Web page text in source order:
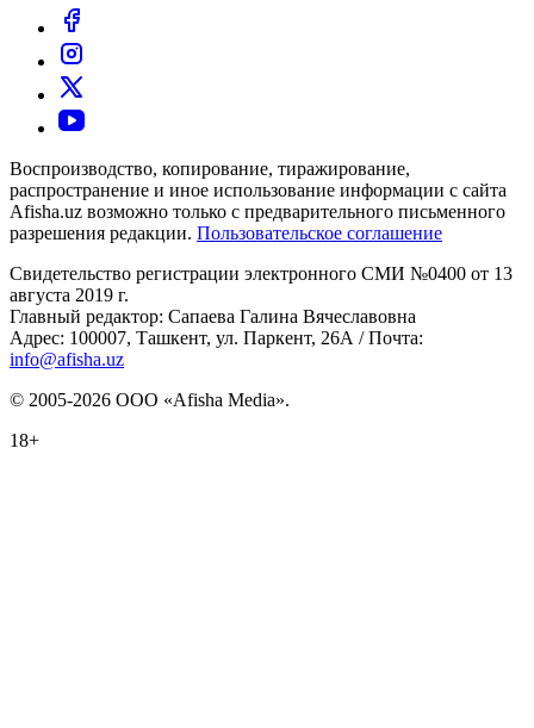
Воспроизводство, копирование, тиражирование,
распространение и иное использование информации с сайта
Afisha.uz возможно только с предварительного письменного
разрешения редакции. Пользовательское соглашение
Свидетельство регистрации электронного СМИ №0400 от 13
августа 2019 г.
Главный редактор: Сапаева Галина Вячеславовна
Адрес: 100007, Ташкент, ул. Паркент, 26А / Почта:
info@afisha.uz
© 2005-2026 ООО «Afisha Media».
18+